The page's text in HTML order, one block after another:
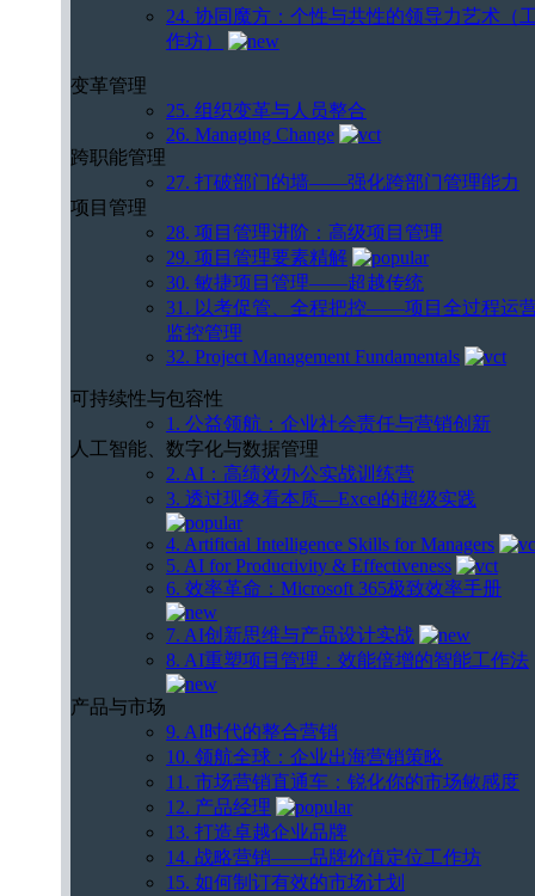
24. 协同魔方：个性与共性的领导力艺术（
作坊）
变革管理
25. 组织变革与人员整合
26. Managing Change
跨职能管理
27. 打破部门的墙——强化跨部门管理能力
项目管理
28. 项目管理进阶：高级项目管理
29. 项目管理要素精解
30. 敏捷项目管理——超越传统
31. 以考促管、全程把控——项目全过程运
监控管理
32. Project Management Fundamentals
可持续性与包容性
1. 公益领航：企业社会责任与营销创新
人工智能、数字化与数据管理
2. AI：高绩效办公实战训练营
3. 透过现象看本质—Excel的超级实践
4. Artificial Intelligence Skills for Managers
5. AI for Productivity & Effectiveness
6. 效率革命：Microsoft 365极致效率手册
7. AI创新思维与产品设计实战
8. AI重塑项目管理：效能倍增的智能工作法
产品与市场
9. AI时代的整合营销
10. 领航全球：企业出海营销策略
11. 市场营销直通车：锐化你的市场敏感度
12. 产品经理
13. 打造卓越企业品牌
14. 战略营销——品牌价值定位工作坊
15. 如何制订有效的市场计划